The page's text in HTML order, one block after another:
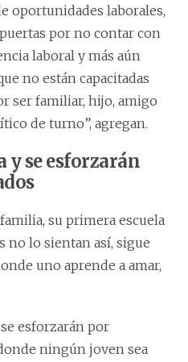
oportunidades laborales,
por no contar con
laboral y más aún
no están capacitadas
ser familiar, hijo, amigo
de turno”, agregan.
se esforzarán
su primera escuela
no lo sientan así, sigue
uno aprende a amar,
esforzarán por
ningún joven sea